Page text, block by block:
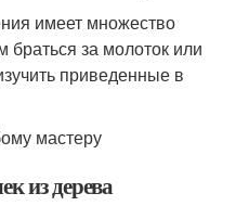
имеет множество
браться за молоток или
приведенные в
мастеру
из дерева